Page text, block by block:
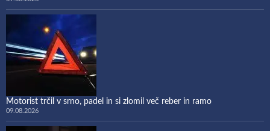
Motorist trčil v srno, padel in si zlomil več reber in ramo
09.08.2026